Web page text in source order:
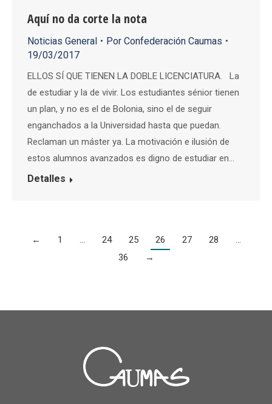
Aquí no da corte la nota
Noticias General Por Confederación Caumas
19/03/2017
ELLOS SÍ QUE TIENEN LA DOBLE LICENCIATURA. La
de estudiar y la de vivir. Los estudiantes sénior tienen
un plan, y no es el de Bolonia, sino el de seguir
enganchados a la Universidad hasta que puedan.
Reclaman un máster ya. La motivación e ilusión de
estos alumnos avanzados es digno de estudiar en…
Detalles
← 1 … 24 25 26 27 28
…
36
→